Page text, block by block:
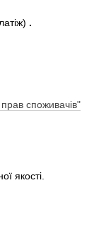
.
споживачів"
якості.